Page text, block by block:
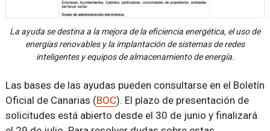
La ayuda se destina a la mejora de la eficiencia energética, el uso de
energías renovables y la implantación de sistemas de redes
inteligentes y equipos de almacenamiento de energía.
Las bases de las ayudas pueden consultarse en el Boletín
Oficial de Canarias (BOC). El plazo de presentación de
solicitudes está abierto desde el 30 de junio y finalizará